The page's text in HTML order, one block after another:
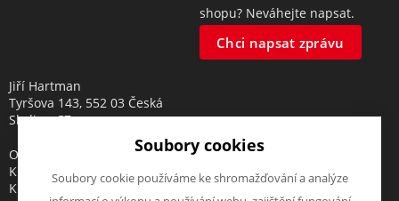
shopu? Neváhejte napsat.
Chci napsat zprávu
Jiří Hartman
Tyršova 143, 552 03 Česká
Skalice, CZ
Obchodní rejstřík vedený u
Krajského soudu v Hradci
Králové, oddíl A, vložka 18553
Soubory cookies
Soubory cookie používáme ke shromažďování a analýze